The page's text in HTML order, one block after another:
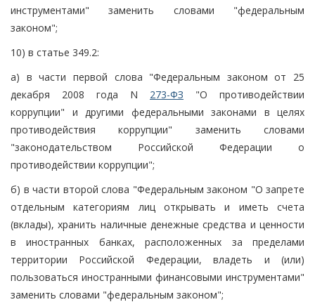
инструментами" заменить словами "федеральным
законом";
10) в статье 349.2:
а) в части первой слова "Федеральным законом от 25
декабря 2008 года N 273-ФЗ "О противодействии
коррупции" и другими федеральными законами в целях
противодействия коррупции" заменить словами
"законодательством Российской Федерации о
противодействии коррупции";
б) в части второй слова "Федеральным законом "О запрете
отдельным категориям лиц открывать и иметь счета
(вклады), хранить наличные денежные средства и ценности
в иностранных банках, расположенных за пределами
территории Российской Федерации, владеть и (или)
пользоваться иностранными финансовыми инструментами"
заменить словами "федеральным законом";